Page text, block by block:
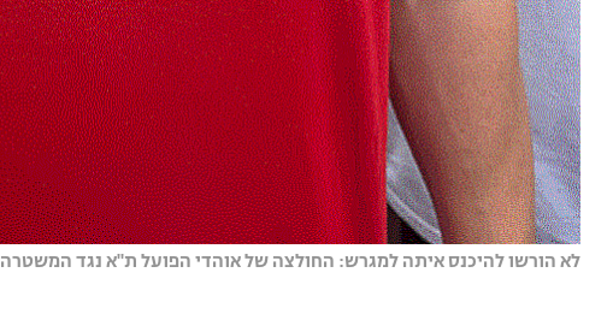
לא הורשו להיכנס איתה למגרש: החולצה של אוהדי הפועל ת"א נגד המשטרה